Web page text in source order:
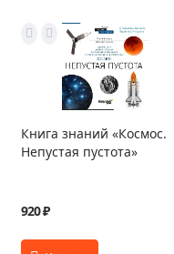
Книга знаний «Космос.
Непустая пустота»
920 ₽